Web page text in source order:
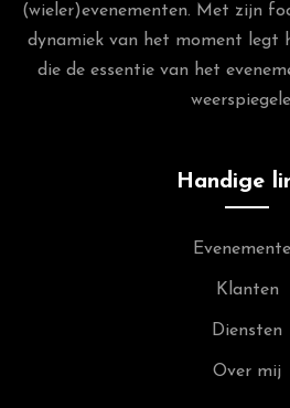
(wieler)evenementen. Met zijn
dynamiek van het moment legt
die de essentie van het
Handige
Klanten
Diensten
Over mij